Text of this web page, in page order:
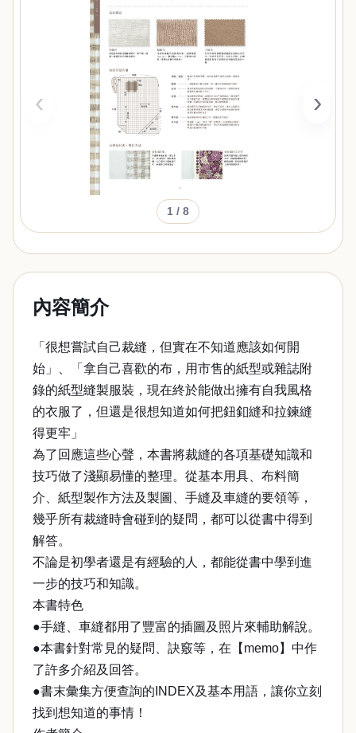
‹ ›
1 / 8
內容簡介
「很想嘗試自己裁縫，但實在不知道應該如何開
始」、「拿自己喜歡的布，用市售的紙型或雜誌附
錄的紙型縫製服裝，現在終於能做出擁有自我風格
的衣服了，但還是很想知道如何把鈕釦縫和拉鍊縫
得更牢」
為了回應這些心聲，本書將裁縫的各項基礎知識和
技巧做了淺顯易懂的整理。從基本用具、布料簡
介、紙型製作方法及製圖、手縫及車縫的要領等，
幾乎所有裁縫時會碰到的疑問，都可以從書中得到
解答。
不論是初學者還是有經驗的人，都能從書中學到進
一步的技巧和知識。
本書特色
●手縫、車縫都用了豐富的插圖及照片來輔助解說。
●本書針對常見的疑問、訣竅等，在【memo】中作
了許多介紹及回答。
●書末彙集方便查詢的INDEX及基本用語，讓你立刻
找到想知道的事情！